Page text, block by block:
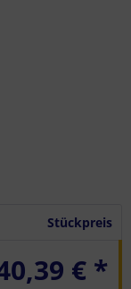
Stückpreis
€ *